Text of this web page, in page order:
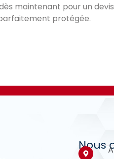
maintenant pour un
protégée.
Nous